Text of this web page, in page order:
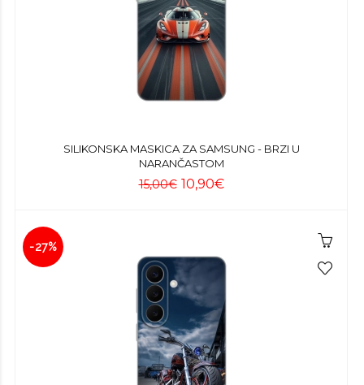
SILIKONSKA MASKICA ZA SAMSUNG - BRZI U
NARANČASTOM
15,00€ 10,90€
-27%